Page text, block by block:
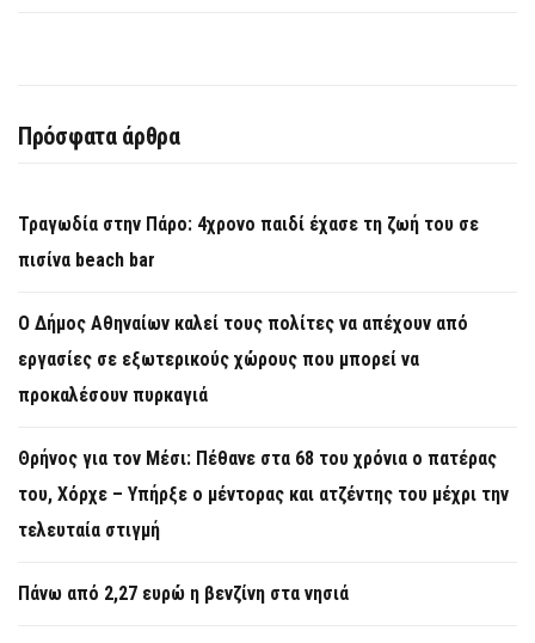
Πρόσφατα άρθρα
Τραγωδία στην Πάρο: 4χρονο παιδί έχασε τη ζωή του σε
πισίνα beach bar
Ο Δήμος Αθηναίων καλεί τους πολίτες να απέχουν από
εργασίες σε εξωτερικούς χώρους που μπορεί να
προκαλέσουν πυρκαγιά
Θρήνος για τον Μέσι: Πέθανε στα 68 του χρόνια ο πατέρας
του, Χόρχε – Υπήρξε ο μέντορας και ατζέντης του μέχρι την
τελευταία στιγμή
Πάνω από 2,27 ευρώ η βενζίνη στα νησιά